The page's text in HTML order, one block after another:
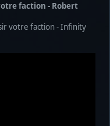
faction - Robert
votre faction - Infinity